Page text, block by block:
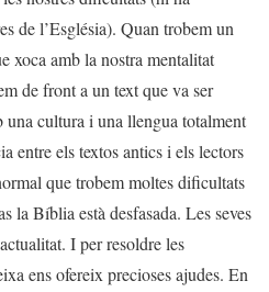
de l’Església). Quan trobem un
xoca amb la nostra mentalitat
de front a un text que va ser
cultura i una llengua totalment
entre els textos antics i els lectors
que trobem moltes dificultats
la Bíblia està desfasada. Les seves
I per resoldre les
ens ofereix precioses ajudes. En